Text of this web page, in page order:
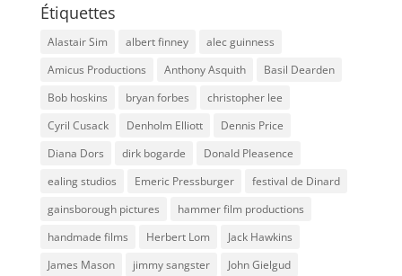
Étiquettes
Alastair Sim albert finney
alec guinness
Amicus Productions
Anthony Asquith
Basil Dearden
Bob hoskins
bryan forbes
christopher lee
Cyril Cusack
Denholm Elliott
Dennis Price
Diana Dors
dirk bogarde
Donald Pleasence
ealing studios
Emeric Pressburger
festival de Dinard
gainsborough pictures
hammer film productions
handmade films
Herbert Lom
Jack Hawkins
James Mason
jimmy sangster
John Gielgud